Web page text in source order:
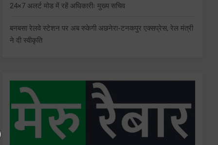
24×7 अलर्ट मोड में रहें अधिकारीः मुख्य सचिव
बनबसा रेलवे स्टेशन पर अब रुकेगी अछनेरा-टनकपुर एक्सप्रेस, रेल मंत्री
ने दी स्वीकृति